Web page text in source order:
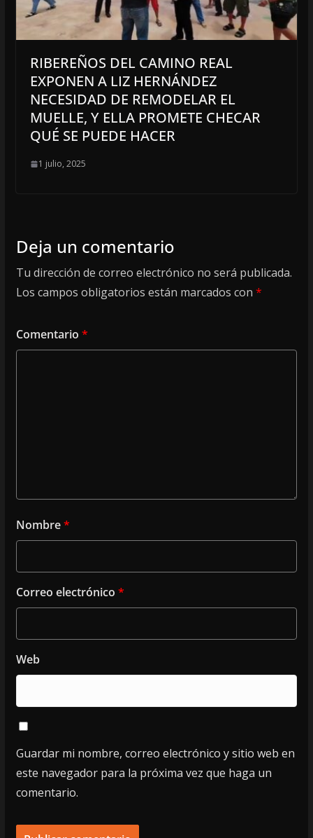
RIBEREÑOS DEL CAMINO REAL
EXPONEN A LIZ HERNÁNDEZ
NECESIDAD DE REMODELAR EL
MUELLE, Y ELLA PROMETE CHECAR
QUÉ SE PUEDE HACER
1 julio, 2025
Deja un comentario
Tu dirección de correo electrónico no será publicada.
Los campos obligatorios están marcados con *
Comentario *
Nombre*
Correo electrónico *
Web
Guardar mi nombre, correo electrónico y sitio web en
este navegador para la próxima vez que haga un
comentario.